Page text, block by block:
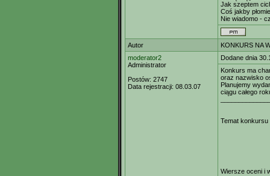
Jak szeptem
Coś jakby
Nie wiadomo -
Autor
KONKURS NA
moderator2
Administrator
Postów: 2747
Data rejestracji: 08.03.07
Dodane dnia
Konkurs ma
oraz nazwisko
Planujemy
ciągu całego
Temat konkursu
Wiersze oceni i